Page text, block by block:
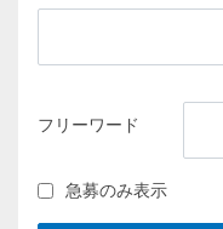
フリーワード
急募のみ表示